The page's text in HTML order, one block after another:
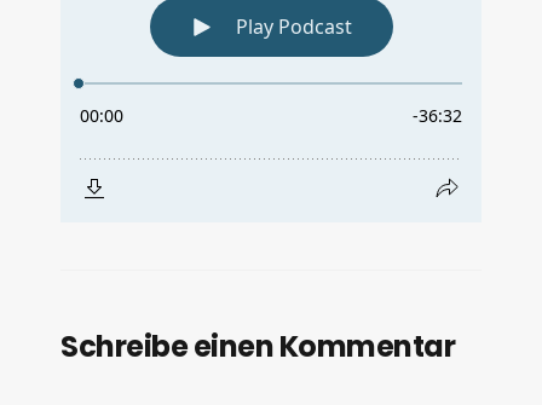
Schreibe einen Kommentar